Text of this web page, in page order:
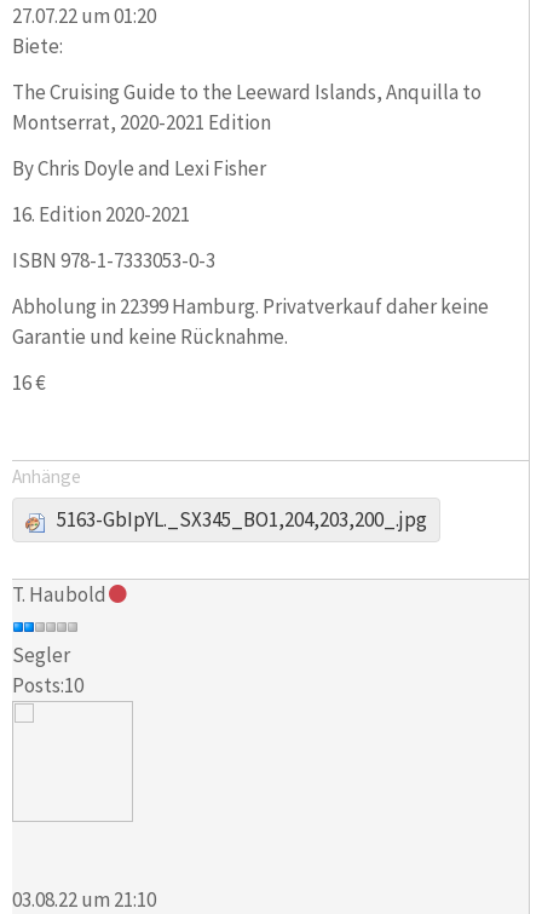
27.07.22 um 01:20
Biete:
The Cruising Guide to the Leeward Islands, Anquilla to
Montserrat, 2020-2021 Edition
By Chris Doyle and Lexi Fisher
16. Edition 2020-2021
ISBN 978-1-7333053-0-3
Abholung in 22399 Hamburg. Privatverkauf daher keine
Garantie und keine Rücknahme.
16 €
Anhänge
5163-GbIpYL._SX345_BO1,204,203,200_.jpg
T. Haubold
Segler
Posts:10
03.08.22 um 21:10